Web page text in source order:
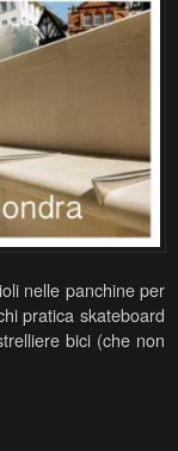
nelle panchine per
pratica skateboard
bici (che non